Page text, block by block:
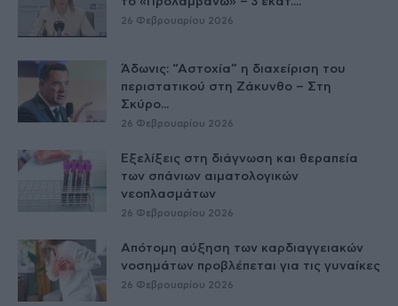
26 Φεβρουαρίου 2026
Άδωνις: “Αστοχία” η διαχείριση του
περιστατικού στη Ζάκυνθο – Στη
Σκύρο...
26 Φεβρουαρίου 2026
Εξελίξεις στη διάγνωση και θεραπεία
των σπάνιων αιματολογικών
νεοπλασμάτων
26 Φεβρουαρίου 2026
Απότομη αύξηση των καρδιαγγειακών
νοσημάτων προβλέπεται για τις γυναίκες
26 Φεβρουαρίου 2026